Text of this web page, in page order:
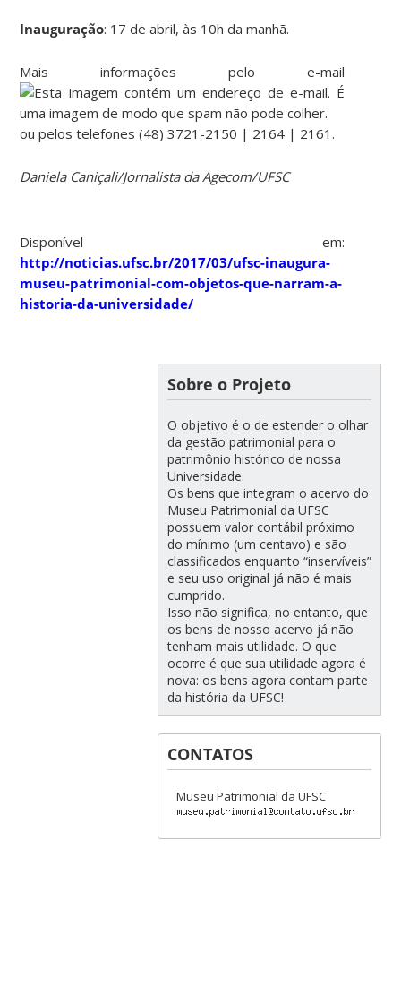
Inauguração: 17 de abril, às 10h da manhã.
Mais informações pelo e-mail
ou pelos telefones (48) 3721-2150 | 2164 | 2161.
Daniela Caniçali/Jornalista da Agecom/UFSC
Disponível em:
http://noticias.ufsc.br/2017/03/ufsc-inaugura-
museu-patrimonial-com-objetos-que-narram-a-
historia-da-universidade/
Sobre o Projeto
O objetivo é o de estender o olhar
da gestão patrimonial para o
patrimônio histórico de nossa
Universidade.
Os bens que integram o acervo do
Museu Patrimonial da UFSC
possuem valor contábil próximo
do mínimo (um centavo) e são
classificados enquanto “inservíveis”
e seu uso original já não é mais
cumprido.
Isso não significa, no entanto, que
os bens de nosso acervo já não
tenham mais utilidade. O que
ocorre é que sua utilidade agora é
nova: os bens agora contam parte
da história da UFSC!
CONTATOS
Museu Patrimonial da UFSC